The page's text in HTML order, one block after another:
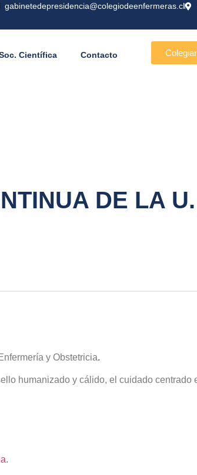
gabinetedepresidencia@colegiodeenfermeras.cl
Científica Contacto
DE LA
y Obstetricia.
humanizado y cálido, el cuidado centrado